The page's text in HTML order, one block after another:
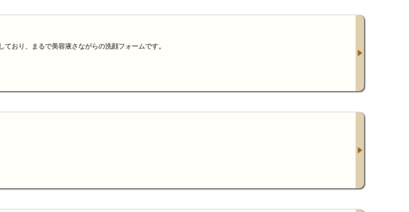
おり、まるで美容液さながらの洗顔フォームです。